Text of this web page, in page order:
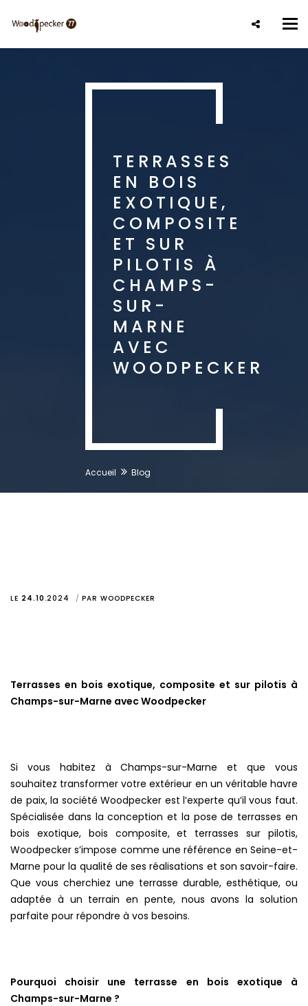
contenu
TERRASSES
EN BOIS
EXOTIQUE,
COMPOSITE
ET SUR
PILOTIS À
CHAMPS-
SUR-
MARNE
AVEC
WOODPECKER
Accueil Blog
LE 24.10 .2024 PAR WOODPECKER
Terrasses en bois exotique, composite et sur pilotis à
Champs-sur-Marne avec Woodpecker
Si vous habitez à Champs-sur-Marne et que vous
souhaitez transformer votre extérieur en un véritable havre
de paix, la société Woodpecker est l’experte qu’il vous faut.
Spécialisée dans la conception et la pose de terrasses en
bois exotique, bois composite, et terrasses sur pilotis,
Woodpecker s’impose comme une référence en Seine-et-
Marne pour la qualité de ses réalisations et son savoir-faire.
Que vous cherchiez une terrasse durable, esthétique, ou
adaptée à un terrain en pente, nous avons la solution
parfaite pour répondre à vos besoins.
Pourquoi choisir une terrasse en bois exotique à
Champs-sur-Marne ?